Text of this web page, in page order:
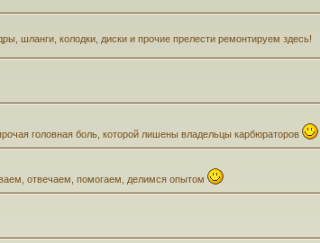
шланги, колодки, диски и прочие прелести ремонтируем здесь!
головная боль, которой лишены владельцы карбюраторов
отвечаем, помогаем, делимся опытом